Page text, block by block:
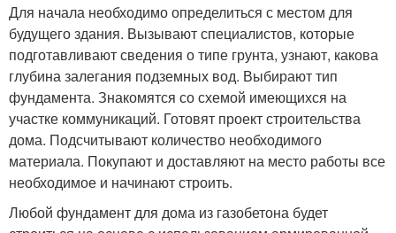
Для начала необходимо определиться с местом для
будущего здания. Вызывают специалистов, которые
подготавливают сведения о типе грунта, узнают, какова
глубина залегания подземных вод. Выбирают тип
фундамента. Знакомятся со схемой имеющихся на
участке коммуникаций. Готовят проект строительства
дома. Подсчитывают количество необходимого
материала. Покупают и доставляют на место работы все
необходимое и начинают строить.
Любой фундамент для дома из газобетона будет